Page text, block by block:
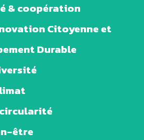
& coopération
Citoyenne et
Durable
être